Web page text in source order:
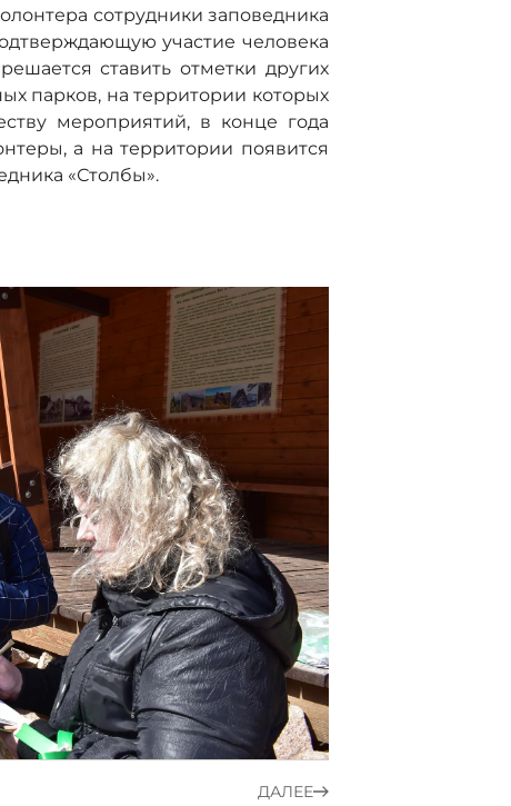
сотрудники заповедника
участие человека
ставить отметки других
парков, на территории которых
мероприятий, в конце года
а на территории появится
«Столбы».
ДАЛЕЕ